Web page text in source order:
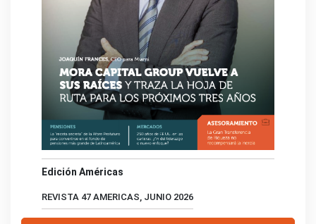
Edición Américas
REVISTA 47 AMERICAS, JUNIO 2026